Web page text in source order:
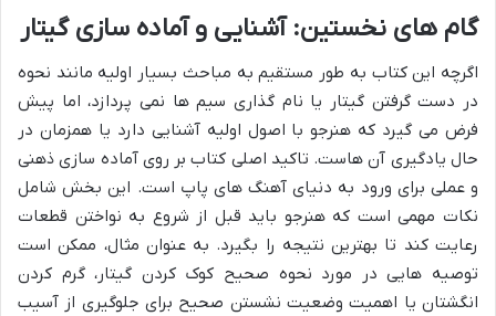
گام های نخستین: آشنایی و آماده سازی گیتار
اگرچه این کتاب به طور مستقیم به مباحث بسیار اولیه مانند نحوه
در دست گرفتن گیتار یا نام گذاری سیم ها نمی پردازد، اما پیش
فرض می گیرد که هنرجو با اصول اولیه آشنایی دارد یا همزمان در
حال یادگیری آن هاست. تاکید اصلی کتاب بر روی آماده سازی ذهنی
و عملی برای ورود به دنیای آهنگ های پاپ است. این بخش شامل
نکات مهمی است که هنرجو باید قبل از شروع به نواختن قطعات
رعایت کند تا بهترین نتیجه را بگیرد. به عنوان مثال، ممکن است
توصیه هایی در مورد نحوه صحیح کوک کردن گیتار، گرم کردن
انگشتان یا اهمیت وضعیت نشستن صحیح برای جلوگیری از آسیب